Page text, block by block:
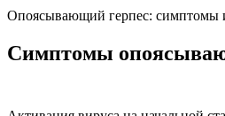
Опоясывающий герпес: симптомы
Симптомы